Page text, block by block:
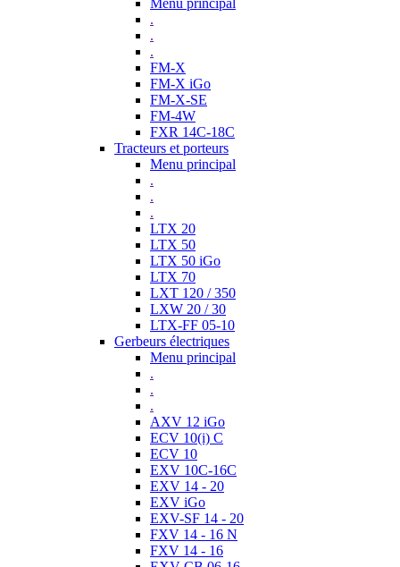
Menu principal
.
.
.
FM-X
FM-X iGo
FM-X-SE
FM-4W
FXR 14C-18C
Tracteurs et porteurs
Menu principal
.
.
.
LTX 20
LTX 50
LTX 50 iGo
LTX 70
LXT 120 / 350
LXW 20 / 30
LTX-FF 05-10
Gerbeurs électriques
Menu principal
.
.
.
AXV 12 iGo
ECV 10(i) C
ECV 10
EXV 10C-16C
EXV 14 - 20
EXV iGo
EXV-SF 14 - 20
FXV 14 - 16 N
FXV 14 - 16